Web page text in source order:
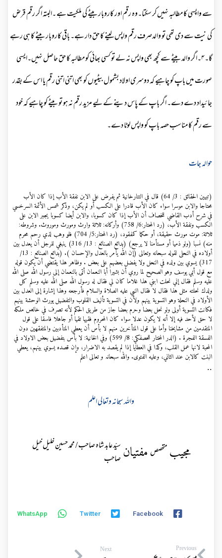
سے واپسی کا مطالبہ نہیں کر سکتا۔وہ رقم اور کاروبار بیٹے کی ملکیت ہے ۔البتہ اگر رقم قرض
کی نیت سے دی تھی تو والدصرف رقم واپس لینے کا حق دار ہے۔ باقی کاروبار بیٹے کا ہی رہے
گا۔ ۴۔اگر والد بیٹے سے کچھ بھی واپس نہ لے تو کسی بھائی کو مطالبہ کا حق حاصل نہیں۔ایسی
صورت میں باپ کو چاہیے کہ دوسری اولاد بشمول بیٹیوں کو بھی اتنی اتنی رقم یا اس کے بقدر
جائیداد دے دے۔ اگر باپ کے پاس دینے کے لیے مزید رقم نہ ہو تو بیٹے کو چاہیے کہ خود
سے رقم کا مناسب حصہ باپ کو واپس لوٹا دے۔
حوالہ جات
(تبيين الحقائق : 3/ 64) قال في التتارخانية ثم يفرض على الابن نفقة الأب إذا كان الأب
محتاجا والابن موسرا سواء كان الأب قادرا على الكسب أو لم يكن، وذكر شمس الأئمة السرخسي
في شرح أدب القاضي للخصاف أن الأب إذا كان كسوبا، والابن أيضا كسوبا يجبر الابن على
الكسب ونفقة الأب، (رد المحتار:6/ 758) وأركانه: ثلاثة وارث ومورث وموروث. وشروطه:
ثلاثة: موت مورث حقيقة، أو حكما كمفقود، (رد المحتار:5/ 704) فلو وهب لذي رحم محرم
منه) نسبا (ولو ذميا أو مستأمنا لا يرجع) (بدائع الصنائع : 13/ 316) ينبغي للرجل أن يعدل بين
أولاده في النحلى لقوله سبحانه وتعالى (إن الله يأمر بالعدل والإحسان ). (بدائع الصنائع : 13/
317) يسوي بين ولده في النحل ولا يفضل بعضهم على بعض . وظاهر هذا يقتضي أن يكون قوله
مع قول أبي يوسف وهو الصحيح لما روي أن بشيرا أبا النعمان أتى بالنعمان إلى رسول الله صلى الله
عليه وسلم فقال إني نحلت ابني هذا غلاما كان لي فقال له رسول الله صلى الله عليه وسلم كل
ولدك نحلته مثل هذا فقال لا فقال النبي عليه الصلاة والسلام فأرجعه وهذا إشارة إلى العدل بين
الأولاد في النحلة وهو التسوية بينهم ولأن في التسوية تأليف القلوب والتفضيل يورث الوحشة بينهم
فكانت التسوية أولى ولو نحل بعضا وحرم بعضا جاز من طريق الحكم لأنه تصرف في خالص ملكه
لا حق لأحد فيه إلا أنه لا يكون عدلا سواء كان المحروم فقيها تقيا أو جاهلا فاسقا على قول
المتقدمين من مشايخنا وأما على قول المتأخرين منهم لا بأس أن يعطي المتأدبين والمتفقهين دون
الفسقة الفجرة . (الدر المختار للحصفكي: 8/ 599) وفي الخانية: لا بأس بتفضيل بعض الاولاد في
المحبة لانها عمل القلب، وكذا في العطايا إذا لم يقصد به الاضرار، وإن قصده يسوي بينهم، يعطي
البنت كالابن عند الثاني، وعليه الفتوى. واللہ سبحانہ و تعالی اعلم
..
واللہ سبحانہ وتعالی اعلم
مجیب متخصص مفتیان سیّد عابد شاہ صاحب / محمد حسین خلیل خیل
صاحب
Facebook
Twitter
WhatsApp
Previous
Next